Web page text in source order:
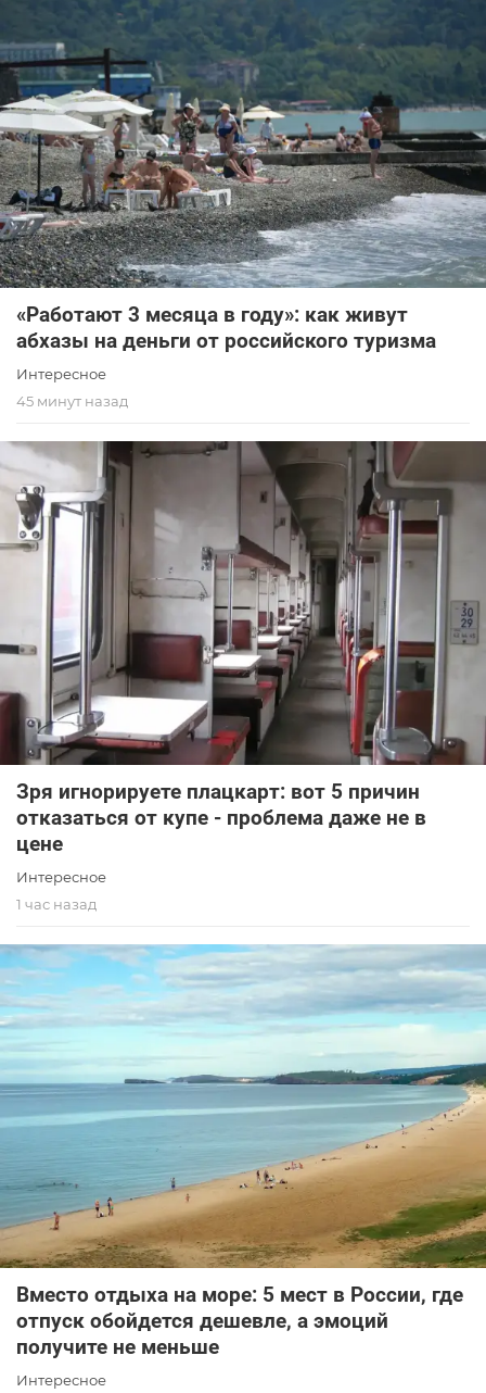
«Работают 3 месяца в году»: как живут
абхазы на деньги от российского туризма
Интересное
45 минут назад
Зря игнорируете плацкарт: вот 5 причин
отказаться от купе - проблема даже не в
цене
Интересное
1 час назад
Вместо отдыха на море: 5 мест в России, где
отпуск обойдется дешевле, а эмоций
получите не меньше
Интересное